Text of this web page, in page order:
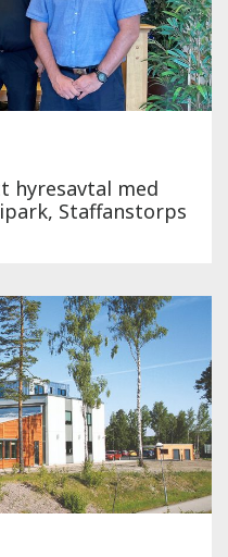
hyresavtal med
Staffanstorps